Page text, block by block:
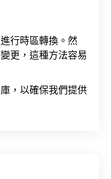
行時區轉換。然
更，這種方法容易
，以確保我們提供